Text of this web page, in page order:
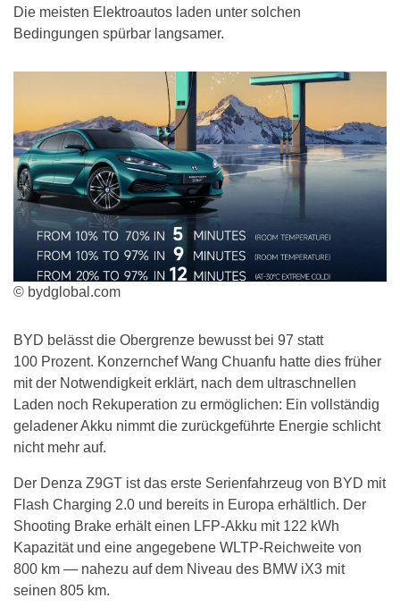
Die meisten Elektroautos laden unter solchen
Bedingungen spürbar langsamer.
© bydglobal.com
BYD belässt die Obergrenze bewusst bei 97 statt
100 Prozent. Konzernchef Wang Chuanfu hatte dies früher
mit der Notwendigkeit erklärt, nach dem ultraschnellen
Laden noch Rekuperation zu ermöglichen: Ein vollständig
geladener Akku nimmt die zurückgeführte Energie schlicht
nicht mehr auf.
Der Denza Z9GT ist das erste Serienfahrzeug von BYD mit
Flash Charging 2.0 und bereits in Europa erhältlich. Der
Shooting Brake erhält einen LFP-Akku mit 122 kWh
Kapazität und eine angegebene WLTP-Reichweite von
800 km — nahezu auf dem Niveau des BMW iX3 mit
seinen 805 km.